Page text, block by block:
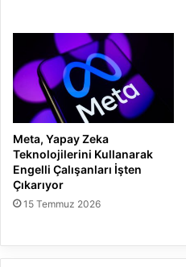
Meta, Yapay Zeka
Teknolojilerini Kullanarak
Engelli Çalışanları İşten
Çıkarıyor
15 Temmuz 2026